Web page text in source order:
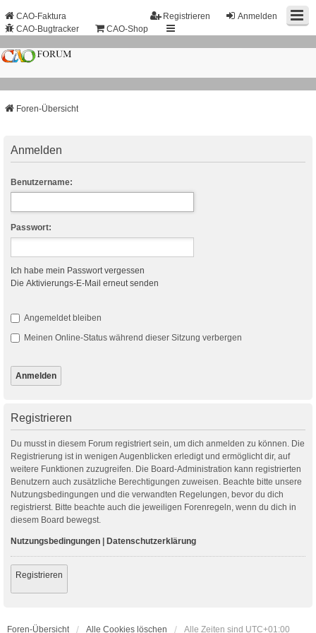
Anmelden
Registrieren
CAO-Faktura
CAO-Bugtracker
CAO-Shop
Foren-Übersicht
Anmelden
Benutzername:
Passwort:
Ich habe mein Passwort vergessen
Die Aktivierungs-E-Mail erneut senden
Angemeldet bleiben
Meinen Online-Status während dieser Sitzung verbergen
Registrieren
Du musst in diesem Forum registriert sein, um dich anmelden zu können. Die
Registrierung ist in wenigen Augenblicken erledigt und ermöglicht dir, auf
weitere Funktionen zuzugreifen. Die Board-Administration kann registrierten
Benutzern auch zusätzliche Berechtigungen zuweisen. Beachte bitte unsere
Nutzungsbedingungen und die verwandten Regelungen, bevor du dich
registrierst. Bitte beachte auch die jeweiligen Forenregeln, wenn du dich in
diesem Board bewegst.
Nutzungsbedingungen | Datenschutzerklärung
Registrieren
Foren-Übersicht Alle Cookies löschen Alle Zeiten sind UTC+01:00